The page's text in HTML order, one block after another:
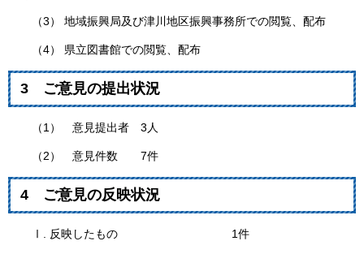
（3） 地域振興局及び津川地区振興事務所での閲覧、配布
（4） 県立図書館での閲覧、配布
3 ご意見の提出状況
（1） 意見提出者 3人
（2） 意見件数 7件
4 ご意見の反映状況
Ⅰ. 反映したもの 1件